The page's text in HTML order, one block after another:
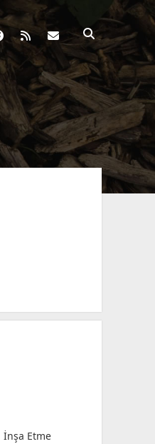
facebook
rss
İnşa Etme